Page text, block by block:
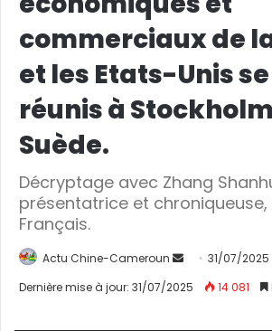
commerciaux de
et les Etats-Unis
réunis à
Suède.
Décryptage avec Zhang
présentatrice et chroniqueuse,
Français.
Actu Chine-Cameroun
n
31/07/2025
Dernière mise à jour: 31/07/2025
14 081